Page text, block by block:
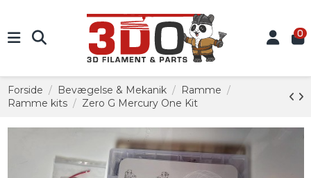
0
Forside Bevægelse & Mekanik
Ramme
Ramme kits
Zero G Mercury One Kit